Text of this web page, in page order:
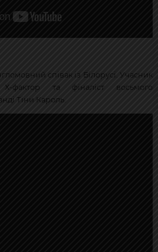
співак із Білорусі. Учасник
Х-фактор та фіналіст восьмого
Тіни Кароль.